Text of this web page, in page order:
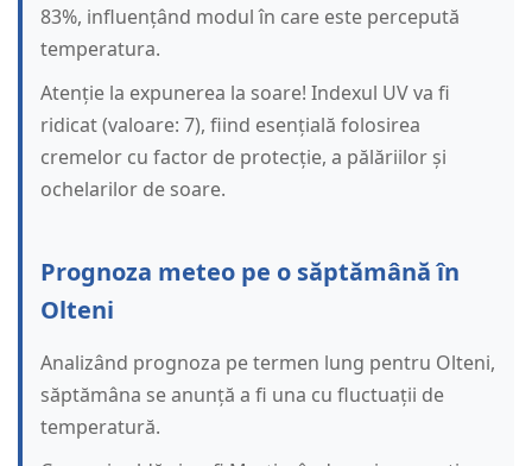
83%, influențând modul în care este percepută
temperatura.
Atenție la expunerea la soare! Indexul UV va fi
ridicat (valoare: 7), fiind esențială folosirea
cremelor cu factor de protecție, a pălăriilor și
ochelarilor de soare.
Prognoza meteo pe o săptămână în
Olteni
Analizând prognoza pe termen lung pentru Olteni,
săptămâna se anunță a fi una cu fluctuații de
temperatură.